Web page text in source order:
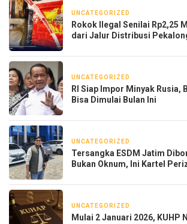
UNCATEGORIZED
Rokok Ilegal Senilai Rp2,25
dari Jalur Distribusi
UNCATEGORIZED
RI Siap Impor Minyak Rusia,
Bisa Dimulai Bulan Ini
UNCATEGORIZED
Tersangka ESDM Jatim
Bukan Oknum, Ini Kartel
UNCATEGORIZED
Mulai 2 Januari 2026, KUHP